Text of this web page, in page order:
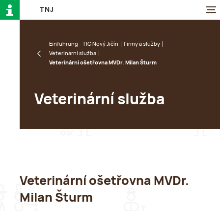
TN J
Einführung - TIC Nový Jičín
Firmy a služby
Veterinární služba
Veterinární ošetřovna MVDr. Milan Šturm
Veterinární služba
Veterinární ošetřovna MVDr.
Milan Šturm